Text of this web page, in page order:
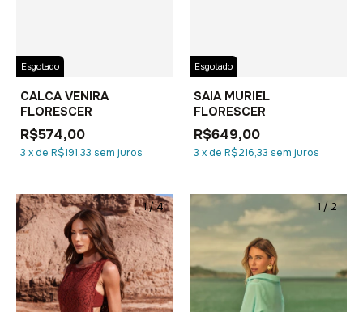
Esgotado
CALCA VENIRA
FLORESCER
R$574,00
3 xde R$191,33 sem juros
Esgotado
SAIA MURIEL
FLORESCER
R$649,00
3 xde R$216,33 sem juros
1/4 1 / 2